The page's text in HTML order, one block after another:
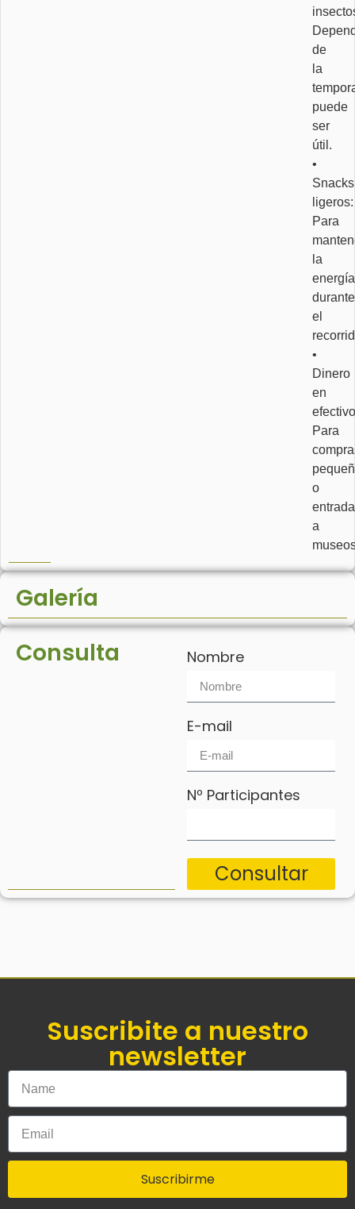
de
la
puede
ser
útil.
•
Snacks
ligeros:
Para
la
energía
durante
el
•
Dinero
en
Para
o
a
Galería
Consulta
Nombre
E-mail
Nº Participantes
Consultar
Suscribite a nuestro
newsletter
Suscribirme